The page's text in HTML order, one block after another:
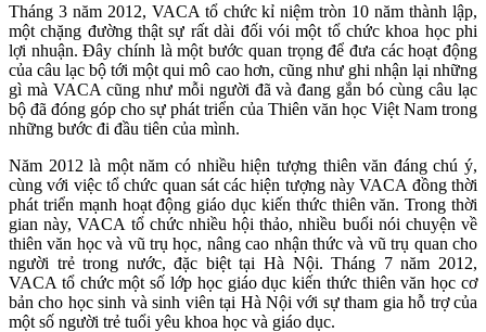
Tháng 3 năm 2012, VACA tổ chức kỉ niệm tròn 10 năm thành lập,
một chặng đường thật sự rất dài đối vói một tổ chức khoa học phi
lợi nhuận. Đây chính là một bước quan trọng để đưa các hoạt động
của câu lạc bộ tới một qui mô cao hơn, cũng như ghi nhận lại những
gì mà VACA cũng như mỗi người đã và đang gắn bó cùng câu lạc
bộ đã đóng góp cho sự phát triển của Thiên văn học Việt Nam trong
những bước đi đầu tiên của mình.
Năm 2012 là một năm có nhiều hiện tượng thiên văn đáng chú ý,
cùng với việc tổ chức quan sát các hiện tượng này VACA đồng thời
phát triển mạnh hoạt động giáo dục kiến thức thiên văn. Trong thời
gian này, VACA tổ chức nhiều hội thảo, nhiều buổi nói chuyện về
thiên văn học và vũ trụ học, nâng cao nhận thức và vũ trụ quan cho
người trẻ trong nước, đặc biệt tại Hà Nội. Tháng 7 năm 2012,
VACA tổ chức một số lớp học giáo dục kiến thức thiên văn học cơ
bản cho học sinh và sinh viên tại Hà Nội với sự tham gia hỗ trợ của
một số người trẻ tuổi yêu khoa học và giáo dục.